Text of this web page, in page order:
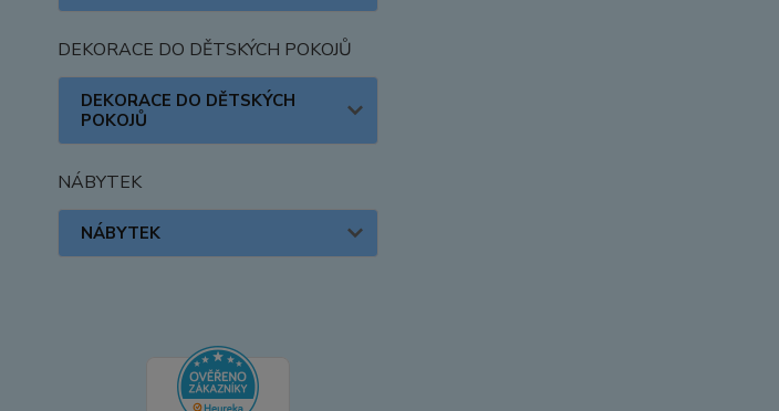
DEKORACE DO DĚTSKÝCH POKOJŮ
DEKORACE DO DĚTSKÝCH
POKOJŮ
NÁBYTEK
NÁBYTEK